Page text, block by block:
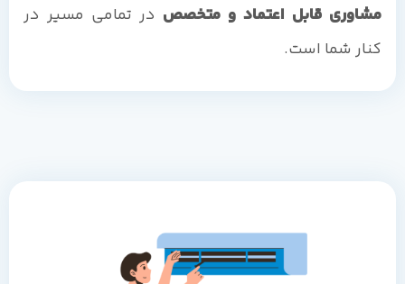
مشاوری قابل اعتماد و متخصص در تمامی مسیر در
کنار شما است.